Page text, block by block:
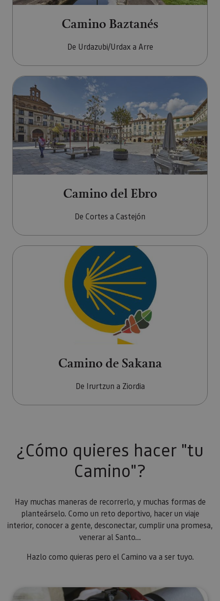
Camino Baztanés
De Urdazubi/Urdax a Arre
Camino del Ebro
De Cortes a Castejón
Ir a Camino de Sakana
Camino de Sakana
De Irurtzun a Ziordia
¿Cómo quieres hacer "tu
Camino"?
Hay muchas maneras de recorrerlo, y muchas formas de
planteárselo. Como un reto deportivo, hacer un viaje
interior, conocer a gente, desconectar, cumplir una promesa,
venerar al Santo...
Hazlo como quieras pero el Camino va a ser tuyo.
A pie